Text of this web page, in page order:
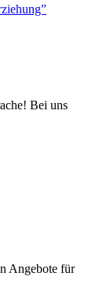
Bei uns
Angebote für